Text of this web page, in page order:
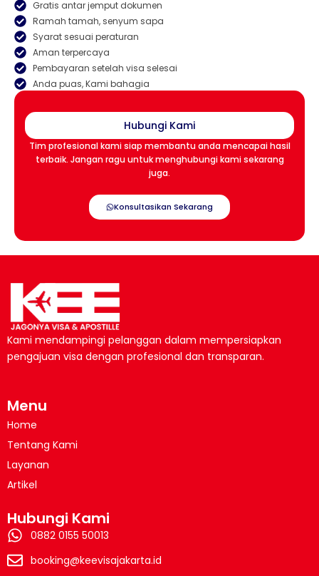
Gratis antar jemput dokumen
Ramah tamah, senyum sapa
Syarat sesuai peraturan
Aman terpercaya
Pembayaran setelah visa selesai
Anda puas, Kami bahagia
Hubungi Kami
Tim profesional kami siap membantu anda mencapai hasil
terbaik. Jangan ragu untuk menghubungi kami sekarang
juga.
Konsultasikan Sekarang
Kami mendampingi pelanggan dalam mempersiapkan
pengajuan visa dengan profesional dan transparan.
Menu
Home
Tentang Kami
Layanan
Artikel
Hubungi Kami
0882 0155 50013
booking@keevisajakarta.id